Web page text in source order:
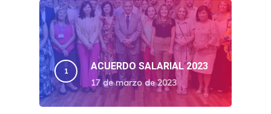
ACUERDO SALARIAL 2023
17 de marzo de 2023